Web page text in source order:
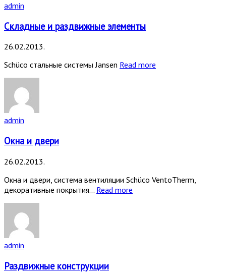
admin
Складные и раздвижные элементы
26.02.2013.
Schüco стальные системы Jansen Read more
admin
Окна и двери
26.02.2013.
Окна и двери, система вентиляции Schüco VentoTherm,
декоративные покрытия… Read more
admin
Раздвижные конструкции